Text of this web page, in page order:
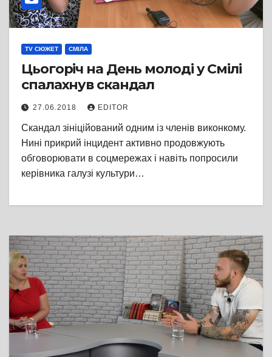
TV СЮЖЕТ СМІЛА
Цьогоріч на День молоді у Смілі
спалахнув скандал
27.06.2018 EDITOR
Скандал зініційований одним із членів виконкому.
Нині прикрий інцидент активно продовжують
обговорювати в соцмережах і навіть попросили
керівника галузі культури…